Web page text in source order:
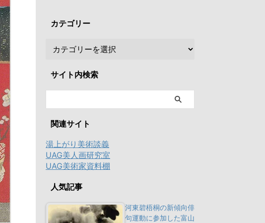
カテゴリー
サイト内検索
関連サイト
湯上がり美術談義
UAG美人画研究室
UAG美術家資料棚
人気記事
河東碧梧桐の新傾向俳
句運動に参加した富山